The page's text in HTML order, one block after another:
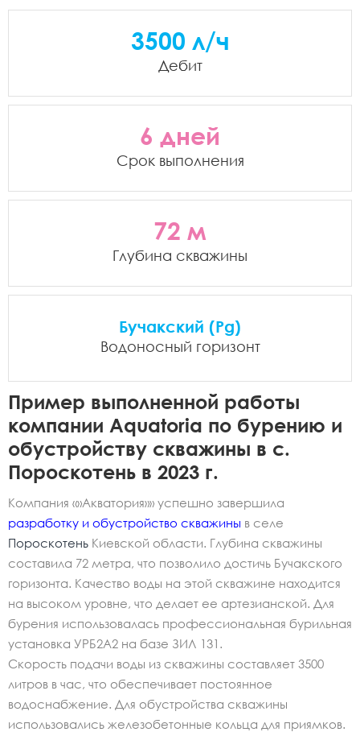
Пример выполненной работы
компании Aquatoria по бурению и
обустройству скважины в с.
Пороскотень в 2023 г.
Компания «»Акватория»» успешно завершила
разработку и обустройство скважины в селе
Пороскотень Киевской области. Глубина скважины
составила 72 метра, что позволило достичь Бучакского
горизонта. Качество воды на этой скважине находится
на высоком уровне, что делает ее артезианской. Для
бурения использовалась профессиональная бурильная
установка УРБ2А2 на базе ЗИЛ 131.
Скорость подачи воды из скважины составляет 3500
литров в час, что обеспечивает постоянное
водоснабжение. Для обустройства скважины
использовались железобетонные кольца для приямков.
3500 л/ч
Дебит
6 дней
Срок выполнения
72 м
Глубина скважины
Бучакский (Pg)
Водоносный горизонт